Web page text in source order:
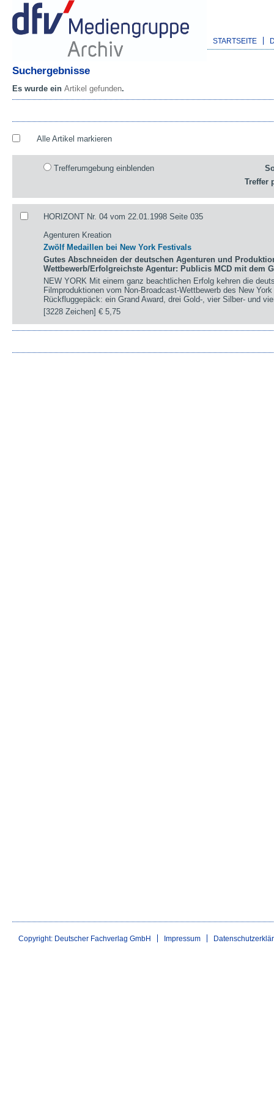
STARTSEITE
Suchergebnisse
Es wurde ein Artikel gefunden.
Alle Artikel markieren
Trefferumgebung einblenden
Treffer
HORIZONT Nr. 04 vom 22.01.1998 Seite 035
Agenturen Kreation
Zwölf Medaillen bei New York Festivals
Gutes Abschneiden der deutschen Agenturen und
Wettbewerb/Erfolgreichste Agentur: Publicis MCD mit dem
NEW YORK Mit einem ganz beachtlichen Erfolg kehren die
Filmproduktionen vom Non-Broadcast-Wettbewerb des New
Rückfluggepäck: ein Grand Award, drei Gold-, vier Silber- und
[3228 Zeichen]€ 5,75
Copyright: Deutscher Fachverlag GmbH Impressum